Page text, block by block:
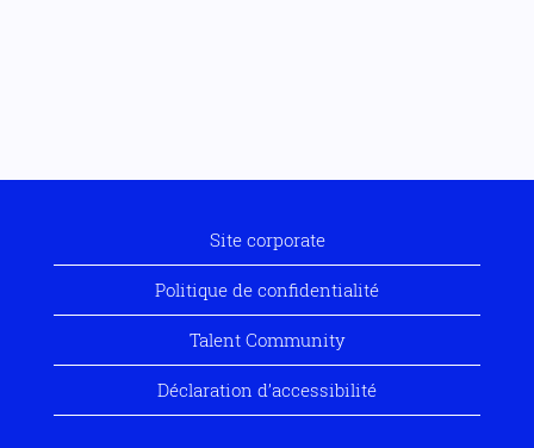
Site corporate
Politique de confidentialité
Talent Community
Déclaration d’accessibilité